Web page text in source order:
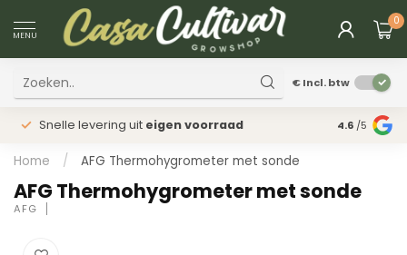
MENU
0
€Incl. btw
Snelle levering uit eigen voorraad Fysieke
4.6 /5
Home / AFG Thermohygrometer met sonde
AFG Thermohygrometer met sonde
AFG